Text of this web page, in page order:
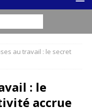
au travail : le secret
: le
accrue